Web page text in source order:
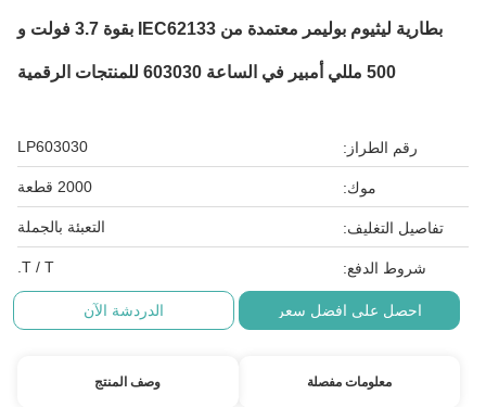
بطارية ليثيوم بوليمر معتمدة من IEC62133 بقوة 3.7 فولت و
500 مللي أمبير في الساعة 603030 للمنتجات الرقمية
رقم الطراز: LP603030
موك: 2000 قطعة
تفاصيل التغليف: التعبئة بالجملة
شروط الدفع: T / T.
احصل على افضل سعر الدردشة الآن
معلومات مفصلة وصف المنتج